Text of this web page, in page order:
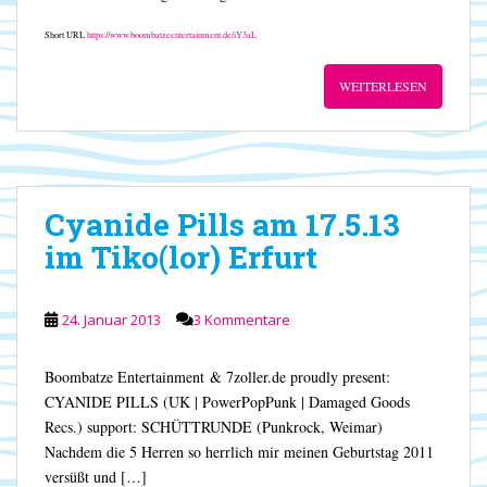
Short URLhttps://www.boombatzeentertainment.de/iY3aL
WEITERLESEN
Cyanide Pills am 17.5.13
im Tiko(lor) Erfurt
24. Januar 2013 3 Kommentare
Boombatze Entertainment & 7zoller.de proudly present:
CYANIDE PILLS (UK | PowerPopPunk | Damaged Goods
Recs.) support: SCHÜTTRUNDE (Punkrock, Weimar)
Nachdem die 5 Herren so herrlich mir meinen Geburtstag 2011
versüßt und […]